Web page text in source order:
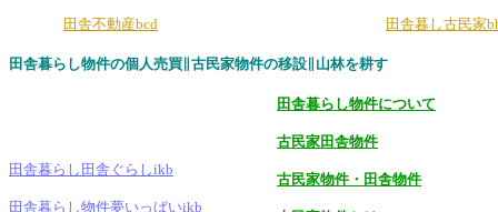
田舎不動産bcd 田舎暮し古民家
田舎暮らし物件の個人売買∥古民家物件の移設∥山林を耕す
田舎暮らし田舎ぐらしikb
田舎暮らし物件夢いっぱいikb
田舎暮らし物件について
古民家田舎物件
古民家物件・田舎物件